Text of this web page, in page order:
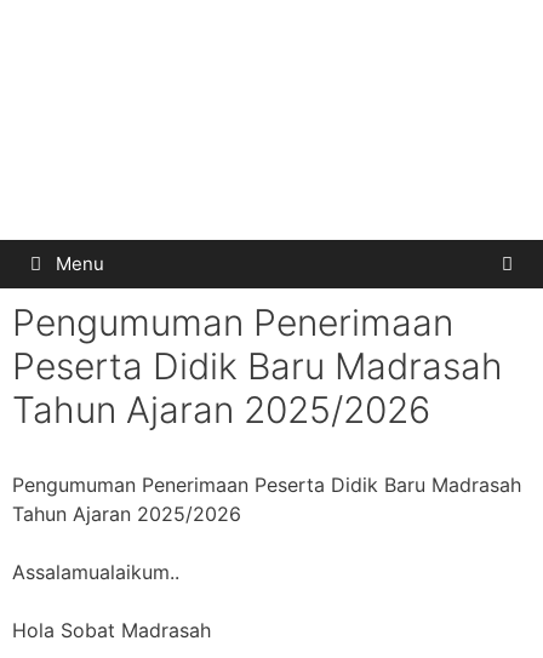
Menu
Pengumuman Penerimaan
Peserta Didik Baru Madrasah
Tahun Ajaran 2025/2026
Pengumuman Penerimaan Peserta Didik Baru Madrasah
Tahun Ajaran 2025/2026
Assalamualaikum..
Hola Sobat Madrasah